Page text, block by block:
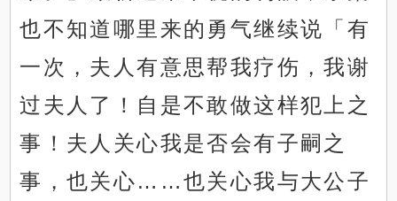
也不知道哪里来的勇气继续说「有
一次，夫人有意思帮我疗伤，我谢
过夫人了！自是不敢做这样犯上之
事！夫人关心我是否会有子嗣之
事，也关心……也关心我与大公子